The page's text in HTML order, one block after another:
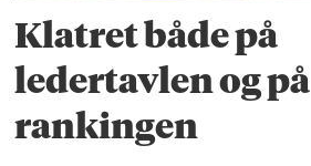
Klatret både på
ledertavlen og på
rankingen